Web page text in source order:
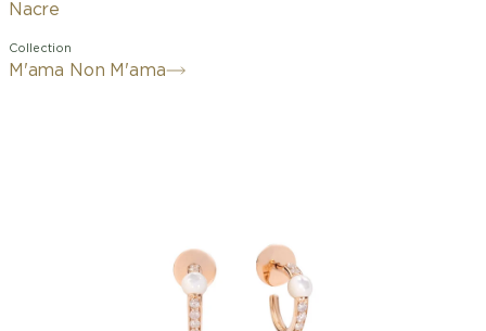
Nacre
Collection
M'ama Non M'ama